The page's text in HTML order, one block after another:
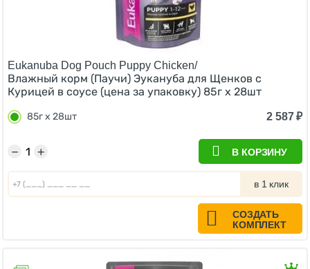
Eukanuba Dog Pouch Puppy Chicken/
Влажный корм (Паучи) Эукануба для Щенков с
Курицей в соусе (цена за упаковку) 85г x 28шт
85г x 28шт 2 587₽
+
− В КОРЗИНУ
в 1 клик
СОЗДАТЬ
КОМПЛЕКТ